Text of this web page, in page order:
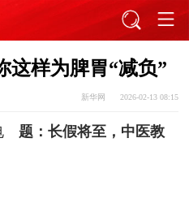
这样为脾胃“减负”
新华网 2026-02-13 08:15
题：长假将至，中医教